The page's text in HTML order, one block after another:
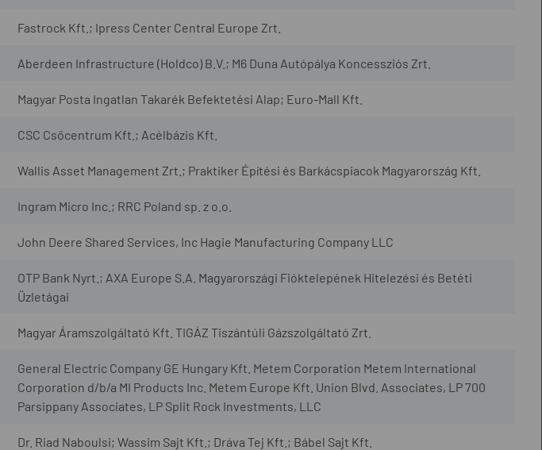
Fastrock Kft.; Ipress Center Central Europe Zrt.
Aberdeen Infrastructure (Holdco) B.V.; M6 Duna Autópálya Koncessziós Zrt.
Magyar Posta Ingatlan Takarék Befektetési Alap; Euro-Mall Kft.
CSC Csőcentrum Kft.; Acélbázis Kft.
Wallis Asset Management Zrt.; Praktiker Építési és Barkácspiacok Magyarország Kft.
Ingram Micro Inc.; RRC Poland sp. z o.o.
John Deere Shared Services, Inc Hagie Manufacturing Company LLC
OTP Bank Nyrt.; AXA Europe S.A. Magyarországi Fióktelepének Hitelezési és Betéti
Üzletágai
Magyar Áramszolgáltató Kft. TIGÁZ Tiszántúli Gázszolgáltató Zrt.
General Electric Company GE Hungary Kft. Metem Corporation Metem International
Corporation d/b/a MI Products Inc. Metem Europe Kft. Union Blvd. Associates, LP 700
Parsippany Associates, LP Split Rock Investments, LLC
Dr. Riad Naboulsi; Wassim Sajt Kft.; Dráva Tej Kft.; Bábel Sajt Kft.